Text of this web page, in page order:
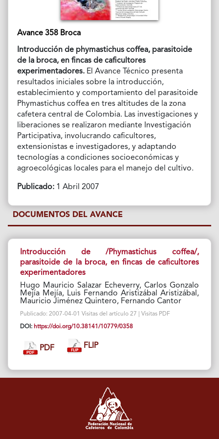
Avance 358 Broca
Introducción de phymastichus coffea, parasitoide
de la broca, en fincas de caficultores
experimentadores. El Avance Técnico presenta
resultados iniciales sobre la introducción,
establecimiento y comportamiento del parasitoide
Phymastichus coffea en tres altitudes de la zona
cafetera central de Colombia. Las investigaciones y
liberaciones se realizaron mediante Investigación
Participativa, involucrando caficultores,
extensionistas e investigadores, y adaptando
tecnologías a condiciones socioeconómicas y
agroecológicas locales para el manejo del cultivo.
Publicado:1 Abril 2007
DOCUMENTOS DEL AVANCE
Introducción de /Phymastichus coffea/,
parasitoide de la broca, en fincas de caficultores
experimentadores
Hugo Mauricio Salazar Echeverry, Carlos Gonzalo
Mejía Mejía, Luis Fernando Aristizábal Aristizábal,
Mauricio Jiménez Quintero, Fernando Cantor
Publicado: 2007-04-01 Visitas del artículo 27 | Visitas PDF
DOI: https://doi.org/10.38141/10779/0358
PDF FLIP